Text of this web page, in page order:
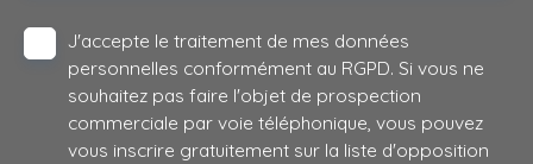
J'accepte le traitement de mes données
personnelles conformément au RGPD. Si vous ne
souhaitez pas faire l'objet de prospection
commerciale par voie téléphonique, vous pouvez
vous inscrire gratuitement sur la liste d'opposition